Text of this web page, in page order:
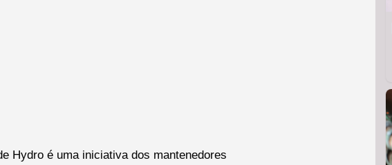
Hydro é uma iniciativa dos mantenedores